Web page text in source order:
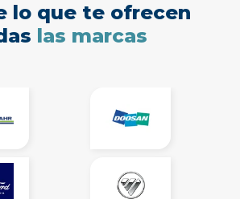
lo que te ofrecen
las marcas